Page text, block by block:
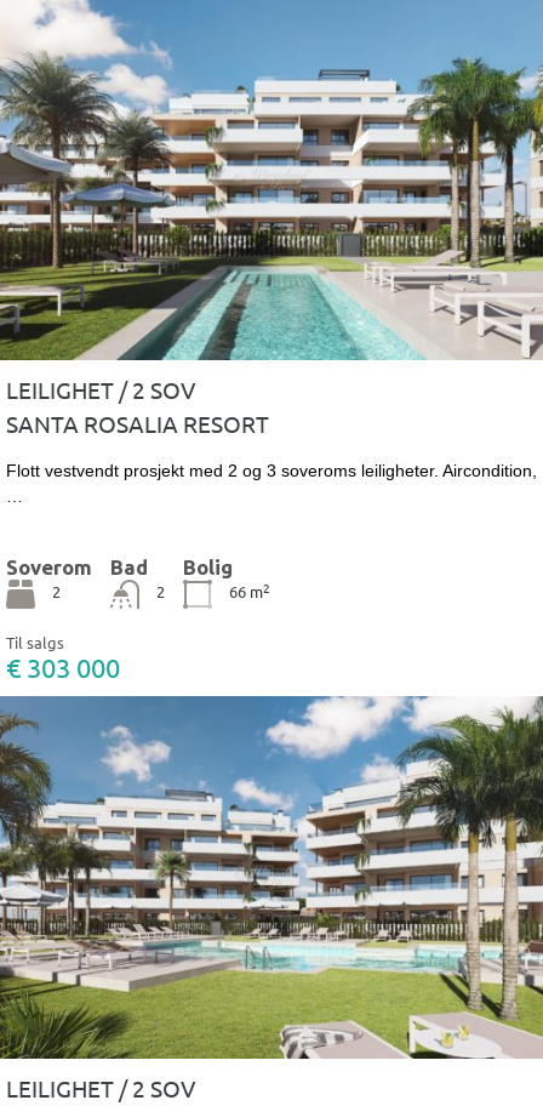
LEILIGHET / 2 SOV
SANTA ROSALIA RESORT
Flott vestvendt prosjekt med 2 og 3 soveroms leiligheter. Aircondition,
Soverom
2
Bad
2
Bolig
66 m2
Til salgs
€ 303 000
LEILIGHET / 2 SOV